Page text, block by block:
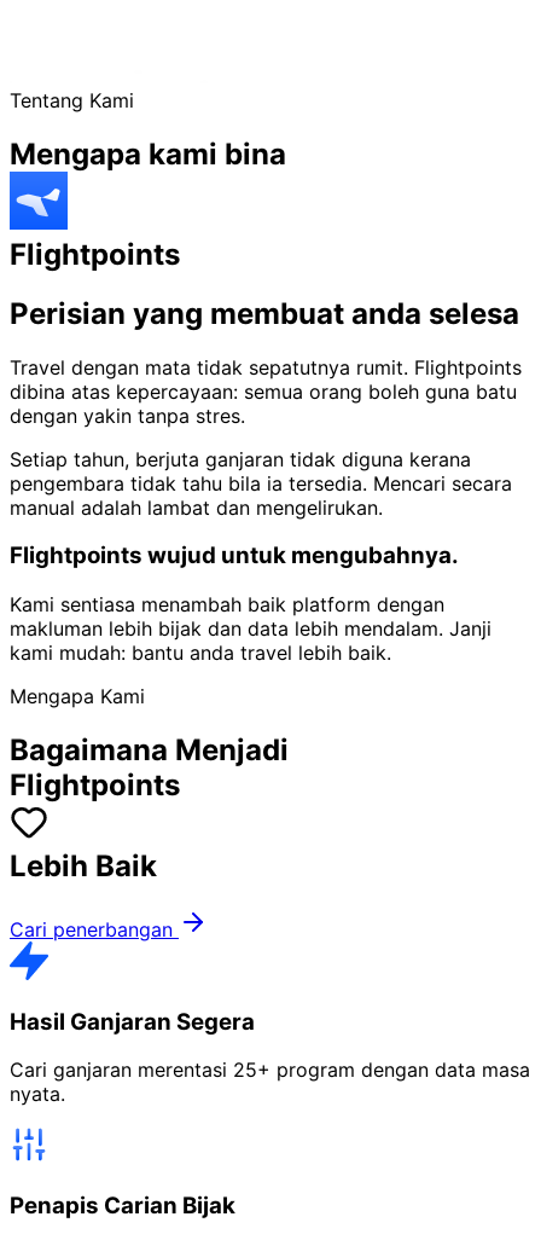
Tentang Kami
Mengapa kami bina
Flightpoints
Perisian yang membuat anda selesa
Travel dengan mata tidak sepatutnya rumit. Flightpoints
dibina atas kepercayaan: semua orang boleh guna batu
dengan yakin tanpa stres.
Setiap tahun, berjuta ganjaran tidak diguna kerana
pengembara tidak tahu bila ia tersedia. Mencari secara
manual adalah lambat dan mengelirukan.
Flightpoints wujud untuk mengubahnya.
Kami sentiasa menambah baik platform dengan
makluman lebih bijak dan data lebih mendalam. Janji
kami mudah: bantu anda travel lebih baik.
Mengapa Kami
Bagaimana Menjadi
Flightpoints
Lebih Baik
Cari penerbangan
Hasil Ganjaran Segera
Cari ganjaran merentasi 25+ program dengan data masa
nyata.
Penapis Carian Bijak